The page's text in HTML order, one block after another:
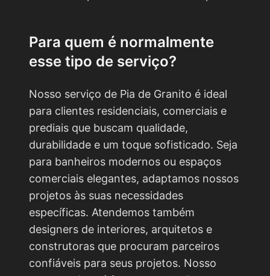
Para quem é normalmente
esse tipo de serviço?
Nosso serviço de Pia de Granito é ideal
para clientes residenciais, comerciais e
prediais que buscam qualidade,
durabilidade e um toque sofisticado. Seja
para banheiros modernos ou espaços
comerciais elegantes, adaptamos nossos
projetos às suas necessidades
específicas. Atendemos também
designers de interiores, arquitetos e
construtoras que procuram parceiros
confiáveis para seus projetos. Nosso